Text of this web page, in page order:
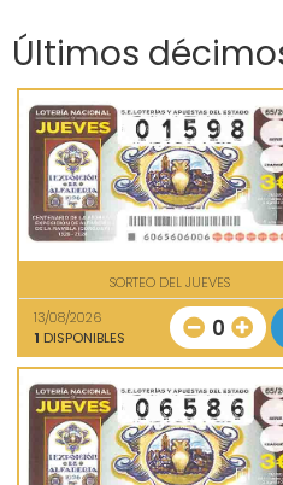
Últimos
SORTEO DEL JUEVES
13/08/2026
1 DISPONIBLES 0